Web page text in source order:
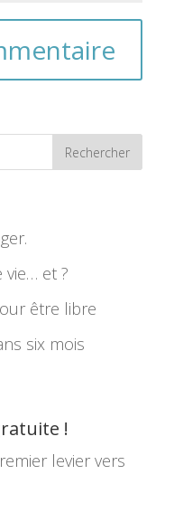
vie… et ?
être libre
six mois
!
levier vers